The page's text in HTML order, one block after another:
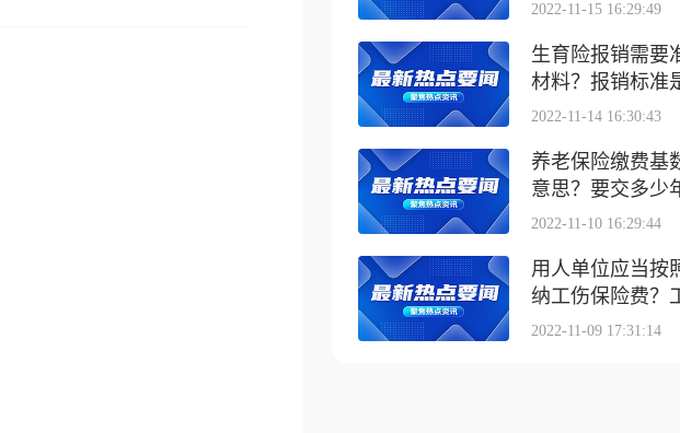
2022-11-15 16:29:49
生育险报销需要
材料？报销标准
2022-11-14 16:30:43
养老保险缴费基
意思？要交多少
2022-11-10 16:29:44
用人单位应当按
纳工伤保险费？
2022-11-09 17:31:14